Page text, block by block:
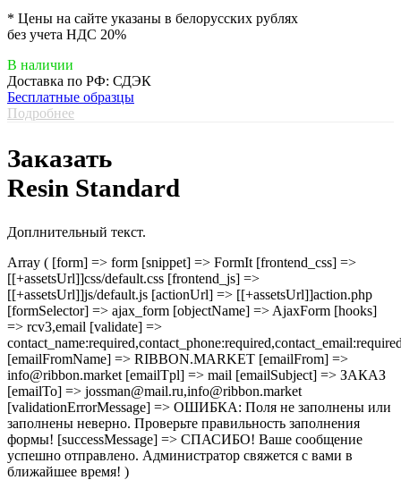
* Цены на сайте указаны в белорусских рублях
без учета НДС 20%
В наличии
Доставка по РФ: СДЭК
Бесплатные образцы
Подробнее
Заказать
Resin Standard
Доплнительный текст.
Array ( [form] => form [snippet] => FormIt [frontend_css] =>
[[+assetsUrl]]css/default.css [frontend_js] =>
[[+assetsUrl]]js/default.js [actionUrl] => [[+assetsUrl]]action.php
[formSelector] => ajax_form [objectName] => AjaxForm [hooks]
=> rcv3,email [validate] =>
[emailFromName] => RIBBON.MARKET [emailFrom] =>
info@ribbon.market [emailTpl] => mail [emailSubject] => ЗАКАЗ
[emailTo] => jossman@mail.ru,info@ribbon.market
[validationErrorMessage] => ОШИБКА: Поля не заполнены или
заполнены неверно. Проверьте правильность заполнения
формы! [successMessage] => СПАСИБО! Ваше сообщение
успешно отправлено. Администратор свяжется с вами в
ближайшее время! )